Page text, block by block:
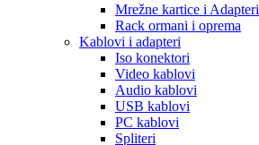
Mrežne kartice i Adapteri
Rack ormani i oprema
Kablovi i adapteri
Iso konektori
Video kablovi
Audio kablovi
USB kablovi
PC kablovi
Spliteri